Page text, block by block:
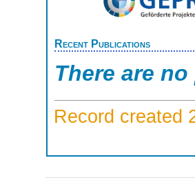
Recent Publications
There are
Record created